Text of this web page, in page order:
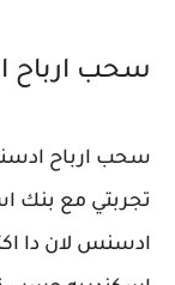
سحب ارباح
سحب ارباح
تجربتي مع بنك
ادسنس لان دا